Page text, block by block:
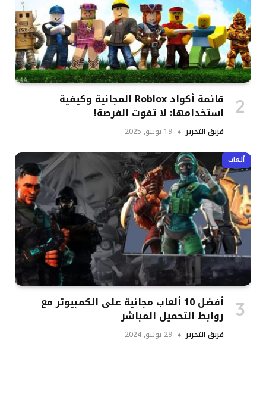
قائمة أكواد Roblox المجانية وكيفية
استخدامها: لا تفوت الفرصة!
فريق التحرير 19 يونيو, 2025
ألعاب
أفضل 10 ألعاب مجانية على الكمبيوتر مع
روابط التحميل المباشر
فريق التحرير 29 يوليو, 2024